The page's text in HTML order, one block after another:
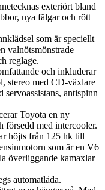
exteriört bland
nya fälgar och rött
som är speciellt
valnötsmönstrade
reglage.
och inkluderar
stereo med CD-växlare
antispinn
Toyota en ny
försedd med intercooler.
höjts från 125 hk till
som är en V6
överliggande kamaxlar
automatlåda.